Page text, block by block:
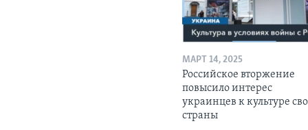
МАРТ 14, 2025
Российское вторжение
повысило интерес
украинцев к культуре
страны